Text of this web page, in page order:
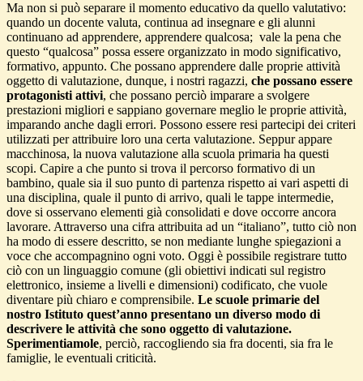
Ma non si può separare il momento educativo da quello valutativo:
quando un docente valuta, continua ad insegnare e gli alunni
continuano ad apprendere, apprendere qualcosa; vale la pena che
questo “qualcosa” possa essere organizzato in modo significativo,
formativo, appunto. Che possano apprendere dalle proprie attività
oggetto di valutazione, dunque, i nostri ragazzi, che possano essere
protagonisti attivi, che possano perciò imparare a svolgere
prestazioni migliori e sappiano governare meglio le proprie attività,
imparando anche dagli errori. Possono essere resi partecipi dei criteri
utilizzati per attribuire loro una certa valutazione. Seppur appare
macchinosa, la nuova valutazione alla scuola primaria ha questi
scopi. Capire a che punto si trova il percorso formativo di un
bambino, quale sia il suo punto di partenza rispetto ai vari aspetti di
una disciplina, quale il punto di arrivo, quali le tappe intermedie,
dove si osservano elementi già consolidati e dove occorre ancora
lavorare. Attraverso una cifra attribuita ad un “italiano”, tutto ciò non
ha modo di essere descritto, se non mediante lunghe spiegazioni a
voce che accompagnino ogni voto. Oggi è possibile registrare tutto
ciò con un linguaggio comune (gli obiettivi indicati sul registro
elettronico, insieme a livelli e dimensioni) codificato, che vuole
diventare più chiaro e comprensibile. Le scuole primarie del
nostro Istituto quest’anno presentano un diverso modo di
descrivere le attività che sono oggetto di valutazione.
Sperimentiamole, perciò, raccogliendo sia fra docenti, sia fra le
famiglie, le eventuali criticità.